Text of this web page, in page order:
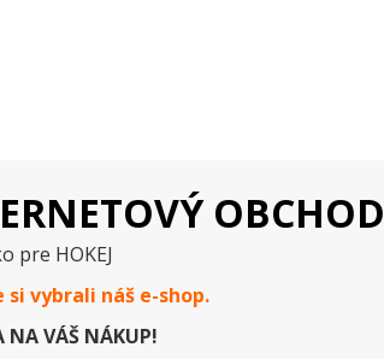
OBCHOD
pre HOKEJ
si vybrali náš e-shop.
NA VÁŠ NÁKUP!